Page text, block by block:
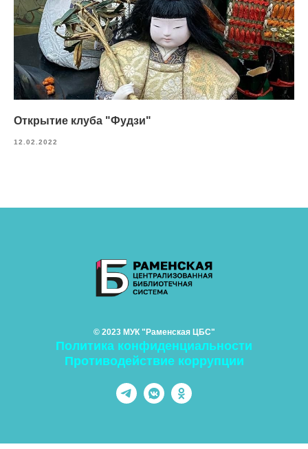
Открытие клуба "Фудзи"
12.02.2022
© 2023 МУК "Раменская ЦБС"
Политика конфиденциальности
Противодействие коррупции